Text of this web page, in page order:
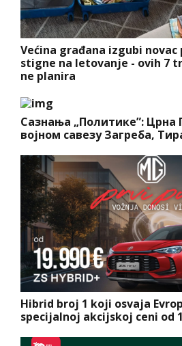
Većina građana izgubi
stigne na letovanje - ovih 7
ne planira
Сазнања „Политике”: Црна
војном савезу Загреба,
Hibrid broj 1 koji osvaja
specijalnoj akcijskoj ceni od